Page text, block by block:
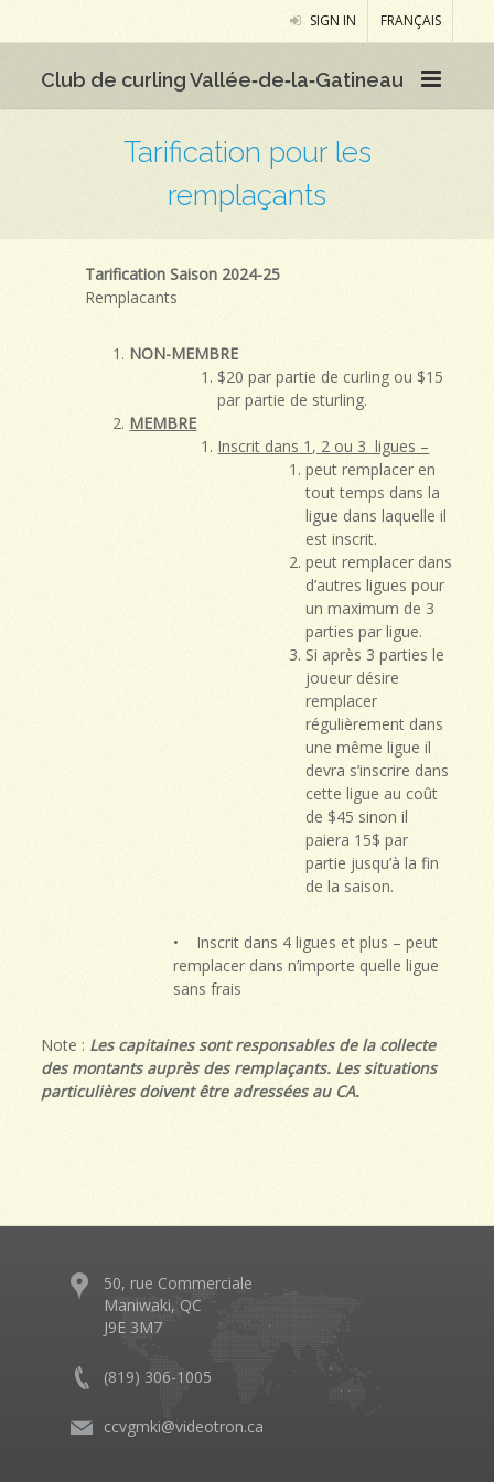
SIGN IN FRANÇAIS
Club de curling Vallée‑de‑la‑Gatineau
Tarification pour les
remplaçants
Tarification Saison 2024-25
Remplacants
NON-MEMBRE
$20 par partie de curling ou $15
par partie de sturling.
MEMBRE
Inscrit dans 1, 2 ou 3 ligues –
peut remplacer en
tout temps dans la
ligue dans laquelle il
est inscrit.
peut remplacer dans
d’autres ligues pour
un maximum de 3
parties par ligue.
Si après 3 parties le
joueur désire
remplacer
régulièrement dans
une même ligue il
devra s’inscrire dans
cette ligue au coût
de $45 sinon il
paiera 15$ par
partie jusqu’à la fin
de la saison.
• Inscrit dans 4 ligues et plus – peut
remplacer dans n’importe quelle ligue
sans frais
Note : Les capitaines sont responsables de la collecte
des montants auprès des remplaçants. Les situations
particulières doivent être adressées au CA.
50, rue Commerciale
Maniwaki, QC
J9E 3M7
(819) 306-1005
ccvgmki@videotron.ca